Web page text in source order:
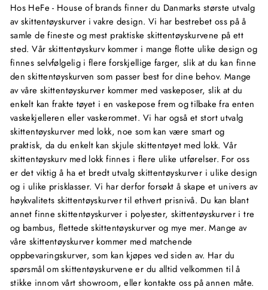
Hos HeFe - House of brands finner du Danmarks største utvalg
av skittentøyskurver i vakre design. Vi har bestrebet oss på å
samle de fineste og mest praktiske skittentøyskurvene på ett
sted. Vår skittentøyskurv kommer i mange flotte ulike design og
finnes selvfølgelig i flere forskjellige farger, slik at du kan finne
den skittentøyskurven som passer best for dine behov. Mange
av våre skittentøyskurver kommer med vaskeposer, slik at du
enkelt kan frakte tøyet i en vaskepose frem og tilbake fra enten
vaskekjelleren eller vaskerommet. Vi har også et stort utvalg
skittentøyskurver med lokk, noe som kan være smart og
praktisk, da du enkelt kan skjule skittentøyet med lokk. Vår
skittentøyskurv med lokk finnes i flere ulike utførelser. For oss
er det viktig å ha et bredt utvalg skittentøyskurver i ulike design
og i ulike prisklasser. Vi har derfor forsøkt å skape et univers av
høykvalitets skittentøyskurver til ethvert prisnivå. Du kan blant
annet finne skittentøyskurver i polyester, skittentøyskurver i tre
og bambus, flettede skittentøyskurver og mye mer. Mange av
våre skittentøyskurver kommer med matchende
oppbevaringskurver, som kan kjøpes ved siden av. Har du
spørsmål om skittentøyskurvene er du alltid velkommen til å
stikke innom vårt showroom, eller kontakte oss på annen måte.